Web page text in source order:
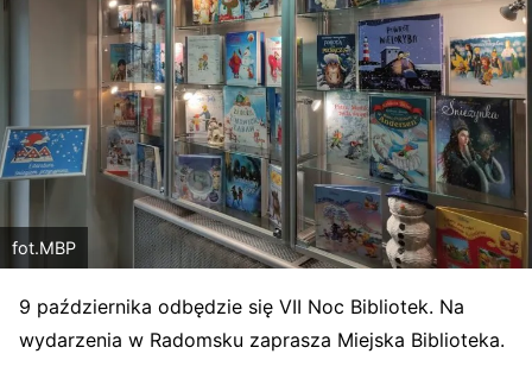
fot.MBP
9 października odbędzie się VII Noc Bibliotek. Na
wydarzenia w Radomsku zaprasza Miejska Biblioteka.